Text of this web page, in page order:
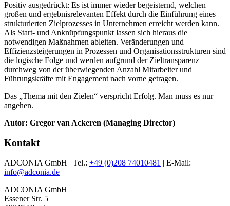
Positiv ausgedrückt: Es ist immer wieder begeisternd, welchen
großen und ergebnisrelevanten Effekt durch die Einführung eines
strukturierten Zielprozesses in Unternehmen erreicht werden kann.
Als Start- und Anknüpfungspunkt lassen sich hieraus die
notwendigen Maßnahmen ableiten. Veränderungen und
Effizienzsteigerungen in Prozessen und Organisationsstrukturen sind
die logische Folge und werden aufgrund der Zieltransparenz
durchweg von der überwiegenden Anzahl Mitarbeiter und
Führungskräfte mit Engagement nach vorne getragen.
Das „Thema mit den Zielen“ verspricht Erfolg. Man muss es nur
angehen.
Autor: Gregor van Ackeren (Managing Director)
Kontakt
ADCONIA GmbH | Tel.: +49 (0)208 74010481 | E-Mail:
info@adconia.de
ADCONIA GmbH
Essener Str. 5